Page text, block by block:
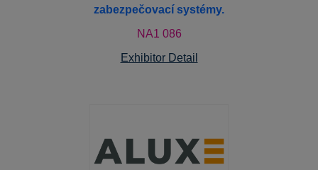
zabezpečovací systémy.
NA1 086
Exhibitor Detail